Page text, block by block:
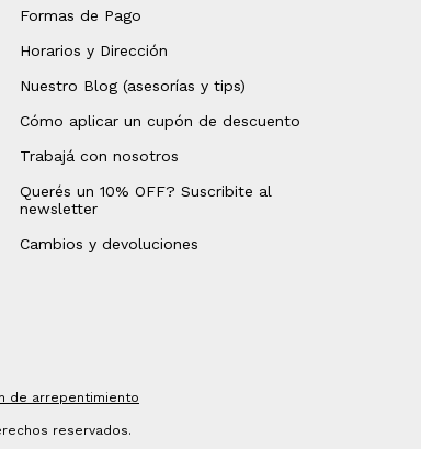
Formas de Pago
Horarios y Dirección
Nuestro Blog (asesorías y tips)
Cómo aplicar un cupón de descuento
Trabajá con nosotros
Querés un 10% OFF? Suscribite al
newsletter
Cambios y devoluciones
de arrepentimiento
reservados.